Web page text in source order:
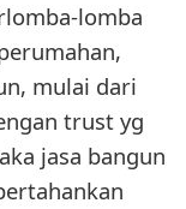
lomba
mulai dari
trust yg
jasa bangun